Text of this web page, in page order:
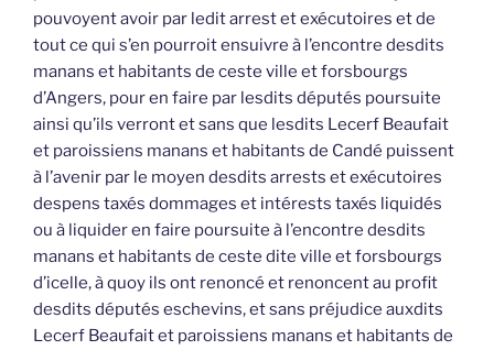
pouvoyent avoir par ledit arrest et exécutoires et de
tout ce qui s’en pourroit ensuivre à l’encontre desdits
manans et habitants de ceste ville et forsbourgs
d’Angers, pour en faire par lesdits députés poursuite
ainsi qu’ils verront et sans que lesdits Lecerf Beaufait
et paroissiens manans et habitants de Candé puissent
à l’avenir par le moyen desdits arrests et exécutoires
despens taxés dommages et intérests taxés liquidés
ou à liquider en faire poursuite à l’encontre desdits
manans et habitants de ceste dite ville et forsbourgs
d’icelle, à quoy ils ont renoncé et renoncent au profit
desdits députés eschevins, et sans préjudice auxdits
Lecerf Beaufait et paroissiens manans et habitants de